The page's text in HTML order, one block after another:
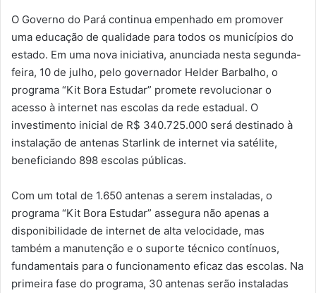
O Governo do Pará continua empenhado em promover
uma educação de qualidade para todos os municípios do
estado. Em uma nova iniciativa, anunciada nesta segunda-
feira, 10 de julho, pelo governador Helder Barbalho, o
programa “Kit Bora Estudar” promete revolucionar o
acesso à internet nas escolas da rede estadual. O
investimento inicial de R$ 340.725.000 será destinado à
instalação de antenas Starlink de internet via satélite,
beneficiando 898 escolas públicas.
Com um total de 1.650 antenas a serem instaladas, o
programa “Kit Bora Estudar” assegura não apenas a
disponibilidade de internet de alta velocidade, mas
também a manutenção e o suporte técnico contínuos,
fundamentais para o funcionamento eficaz das escolas. Na
primeira fase do programa, 30 antenas serão instaladas